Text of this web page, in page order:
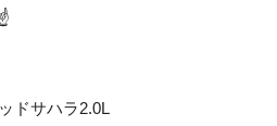
ドサハラ2.0L